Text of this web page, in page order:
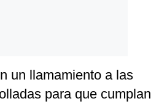
un llamamiento a las
para que cumplan